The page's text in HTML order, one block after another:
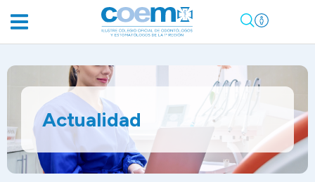
Actualidad